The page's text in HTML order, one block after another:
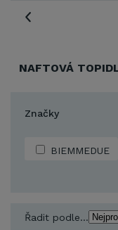
NAFTOVÁ
Značky
BIEMMEDUE
Řadit podle...